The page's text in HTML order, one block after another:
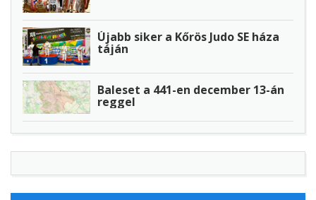
Újabb siker a Kőrös Judo SE háza
táján
Baleset a 441-en december 13-án
reggel